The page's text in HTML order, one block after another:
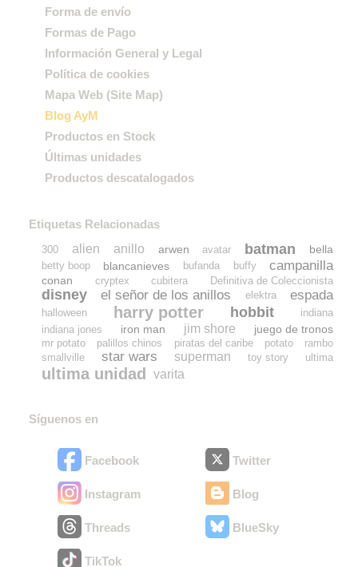
Forma de envío
Formas de Pago
Información General y Legal
Política de cookies
Mapa Web (Site Map)
Blog AyM
Productos en Stock
Últimas unidades
Productos descatalogados
Etiquetas Relacionadas
300 alien anillo arwen avatar batman bella
betty boop blancanieves bufanda buffy campanilla
conan cryptex cubitera Definitiva de Coleccionista
disney el señor de los anillos elektra espada
halloween harry potter hobbit
indiana
indiana jones
iron man jim shore juego de tronos
mr potato palillos chinos piratas del caribe potato
rambo
smallville
star wars superman toy story ultima
ultima unidad varita
Síguenos en
Facebook Twitter
Instagram Blog
Threads BlueSky
TikTok